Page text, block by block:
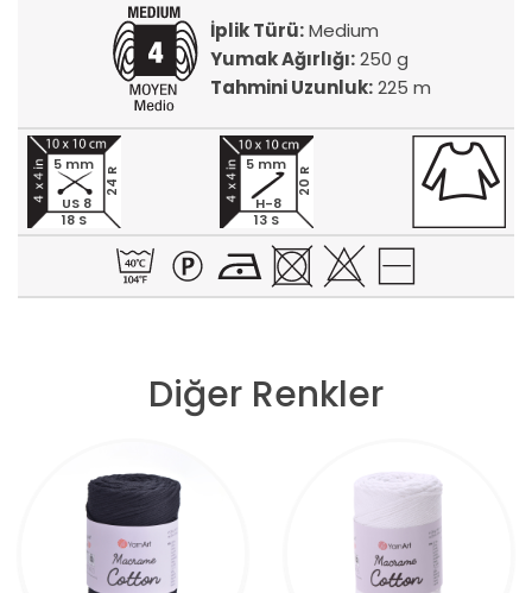
İplik Türü:Medium
Yumak Ağırlığı:250 g
Tahmini Uzunluk:225 m
18 S
24 R
5 mm
US 8
13 S
20 R
5 mm
H-8
Diğer Renkler